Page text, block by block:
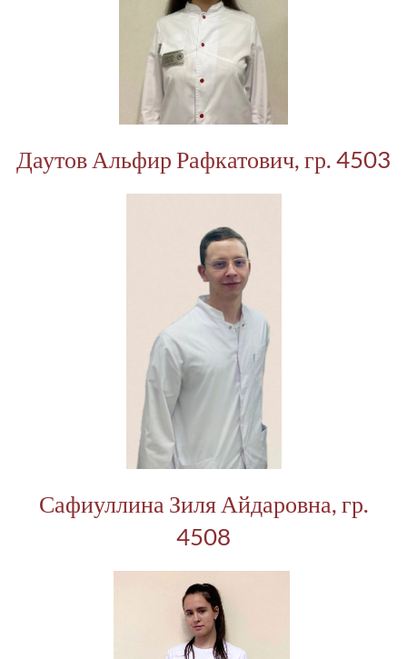
Даутов Альфир Рафкатович, гр. 4503
Сафиуллина Зиля Айдаровна, гр.
4508